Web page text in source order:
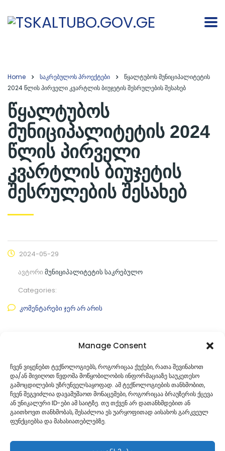
Manage Consent
ჩვენ ვიყენებთ ტექნოლოგიებს, როგორიცაა ქუქები, რათა შევინახოთ
და/ან მივიღოთ წვდომა მოწყობილობის ინფორმაციაზე საუკეთესო
გამოცდილების უზრუნველსაყოფად. ამ ტექნოლოგიების თანხმობით,
ჩვენ შეგვიძლია დავამუშაოთ მონაცემები, როგორიცაა ბრაუზერის ქცევა
ან უნიკალური ID-ები ამ საიტზე. თუ თქვენ არ დათანხმდებით ან
გაითხოვთ თანხმობას, შესაძლოა ეს უარყოფითად აისახოს გარკვეულ
ფუნქციებსა და მახასიათებლებზე.
Home საკრებულოს პროექტები
წყალტუბოს მუნიციპალიტეტის
2024 წლის პირველი კვარტლის ბიუჯეტის შესრულების შესახებ
წყალტუბოს
მუნიციპალიტეტის 2024
წლის პირველი
კვარტლის ბიუჯეტის
შესრულების შესახებ
2024-05-29
ავტორი მუნიციპალიტეტის საკრებულო
Categories:
კომენტარები ჯერ არ არის
ფაილის ნახვა
ფაილის ტიპი:pdf
კატეგორიასაკრებულოს პროექტები